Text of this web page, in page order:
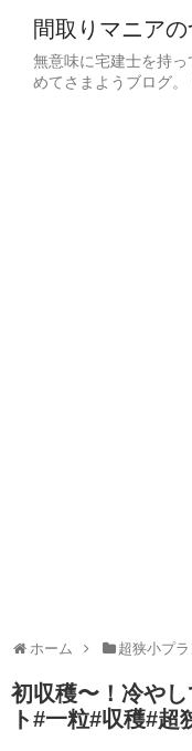
間取りマニアの
無意味に宅建士を持
めてさまようブログ。
ホーム 超狭小プ
初収穫〜！冷や
ト#一粒#収穫#